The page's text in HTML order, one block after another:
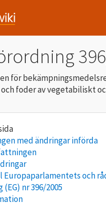
för
foder av vegetabiliskt
med ändringar införda
Europaparlamentets och
nr 396/2005